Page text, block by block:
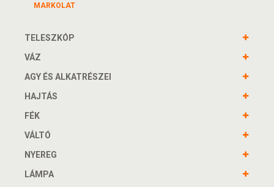
MARKOLAT
TELESZKÓP
VÁZ
AGY ÉS ALKATRÉSZEI
HAJTÁS
FÉK
VÁLTÓ
NYEREG
LÁMPA